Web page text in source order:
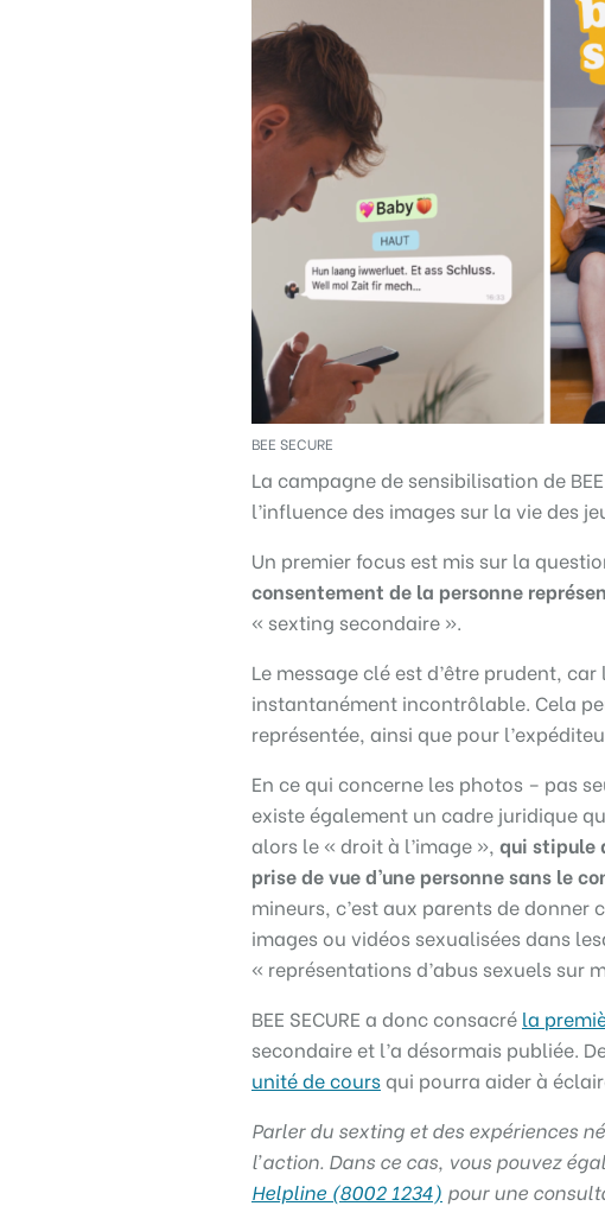
N°1 – Utiliser un mot de passe sûr
BEE SECURE
La campagne de sensibilisation de BEE
l’influence des images sur la vie des
Un premier focus est mis sur la
consentement de la personne
« sexting secondaire ».
Le message clé est d’être prudent,
instantanément incontrôlable. Cela
représentée, ainsi que pour
En ce qui concerne les photos – pas
existe également un cadre juridique
alors le « droit à l’image », qui stipule
prise de vue d’une personne sans le
mineurs, c’est aux parents de donner
images ou vidéos sexualisées dans
« représentations d’abus sexuels sur
BEE SECURE a donc consacré la
secondaire et l’a désormais publiée.
unité de coursqui pourra aider à
Parler du sexting et des expériences
l’action. Dans ce cas, vous pouvez
Helpline (8002 1234) pour une